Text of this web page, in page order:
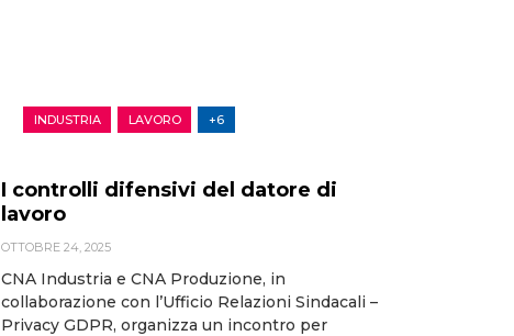
INDUSTRIA LAVORO +6
I controlli difensivi del datore di
lavoro
OTTOBRE 24, 2025
CNA Industria e CNA Produzione, in
collaborazione con l’Ufficio Relazioni Sindacali –
Privacy GDPR, organizza un incontro per